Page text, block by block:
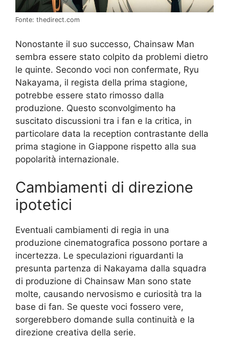
Fonte: thedirect.com
Nonostante il suo successo, Chainsaw Man
sembra essere stato colpito da problemi dietro
le quinte. Secondo voci non confermate, Ryu
Nakayama, il regista della prima stagione,
potrebbe essere stato rimosso dalla
produzione. Questo sconvolgimento ha
suscitato discussioni tra i fan e la critica, in
particolare data la reception contrastante della
prima stagione in Giappone rispetto alla sua
popolarità internazionale.
Cambiamenti di direzione
ipotetici
Eventuali cambiamenti di regia in una
produzione cinematografica possono portare a
incertezza. Le speculazioni riguardanti la
presunta partenza di Nakayama dalla squadra
di produzione di Chainsaw Man sono state
molte, causando nervosismo e curiosità tra la
base di fan. Se queste voci fossero vere,
sorgerebbero domande sulla continuità e la
direzione creativa della serie.